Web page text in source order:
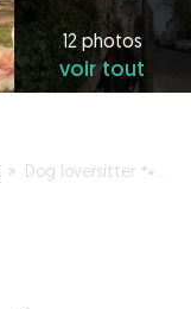
12 photos
voir tout
» Dog loversitter 🐾❤️